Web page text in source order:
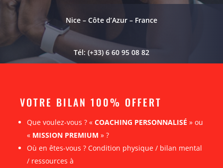
Nice – Côte d’Azur – France
Tél: (+33) 6 60 95 08 82
VOTRE BILAN 100% OFFERT
Que voulez-vous ? « COACHING PERSONNALISÉ » ou
« MISSION PREMIUM » ?
Où en êtes-vous ? Condition physique / bilan mental
/ ressources à